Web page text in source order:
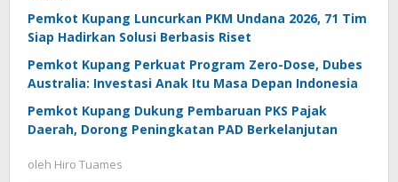
Pemkot Kupang Luncurkan PKM Undana 2026, 71 Tim
Siap Hadirkan Solusi Berbasis Riset
Pemkot Kupang Perkuat Program Zero-Dose, Dubes
Australia: Investasi Anak Itu Masa Depan Indonesia
Pemkot Kupang Dukung Pembaruan PKS Pajak
Daerah, Dorong Peningkatan PAD Berkelanjutan
oleh Hiro Tuames